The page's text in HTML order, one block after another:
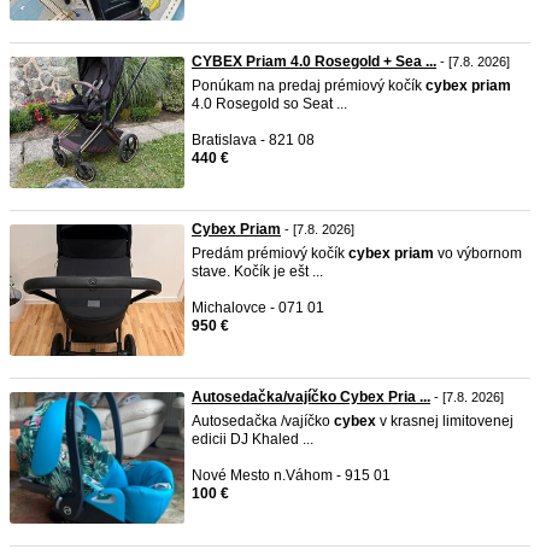
CYBEX Priam 4.0 Rosegold + Sea ... - [7.8. 2026]
Ponúkam na predaj prémiový kočík cybex priam
4.0 Rosegold so Seat ...
Bratislava - 821 08
440 €
Cybex Priam - [7.8. 2026]
Predám prémiový kočík cybex priam vo výbornom
stave. Kočík je ešt ...
Michalovce - 071 01
950 €
Autosedačka/vajíčko Cybex Pria ... - [7.8. 2026]
Autosedačka /vajíčko cybex v krasnej limitovenej
edicii DJ Khaled ...
Nové Mesto n.Váhom - 915 01
100 €